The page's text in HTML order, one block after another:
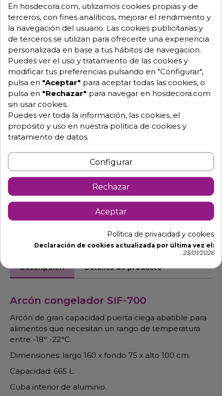
Envío GRATUITO a partir de 500 € (IVA excl.)
Equipo de expertos a tu servicio.
Garantía mínima de 1 año.
Pago 100% seguro.
Consulta tus dudas con nosotros.
976 25 59 91
info@hosdecora.com
Hablemos
Pide tu presupuesto
Descripción Detalles de producto
Arcón congelador SIF-700
Arcón de gran capacidad puerta ciega abatible para
alimentos que necesitan un rango de temperatura
entre -18º -22ºC.
Dimensiones: largo 160 x fondo 75 x alto 100 cm.
Capacidad: 665 L.
Cuba interior de aluminio.
En hosdecora.com, utilizamos cookies propias y de
terceros, con fines analíticos, mejorar el rendimiento y
la navegación del usuario. Las cookies publicitarias y
de terceros se utilizan para ofrecerte una experiencia
personalizada en base a tus hábitos de navegacion.
Puedes ver el uso y tratamiento de las cookies y
modificar tus preferencias pulsando en "Configurar",
pulsa en "Aceptar" para aceptar todas las cookies, o
pulsa en "Rechazar" para navegar en hosdecora.com
sin usar cookies.
Puedes ver toda la información, las cookies, el
propósito y uso en nuestra política de cookies y
tratamiento de datos.
Configurar
Rechazar
Aceptar
Política de privacidad y cookies
Declaración de cookies actualizada por última vez el:
23/01/2026